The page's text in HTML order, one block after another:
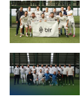
Dünya çempionatı
"İnfantino
Transfer 22:58